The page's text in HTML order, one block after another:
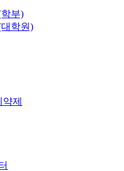
부)
학원)
제